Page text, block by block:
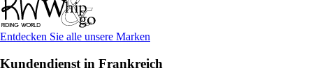
Entdecken Sie alle unsere Marken
Kundendienst in Frankreich